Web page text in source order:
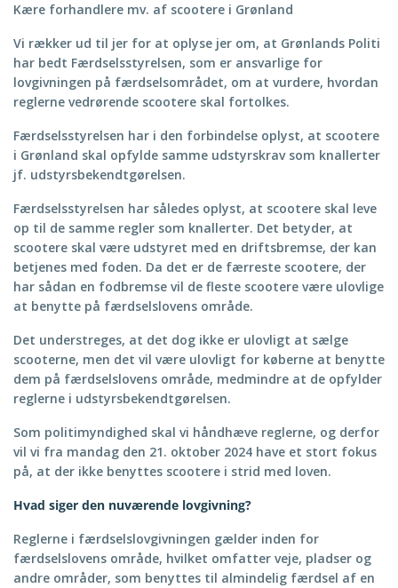
Kære forhandlere mv. af scootere i Grønland
Vi rækker ud til jer for at oplyse jer om, at Grønlands Politi
har bedt Færdselsstyrelsen, som er ansvarlige for
lovgivningen på færdselsområdet, om at vurdere, hvordan
reglerne vedrørende scootere skal fortolkes.
Færdselsstyrelsen har i den forbindelse oplyst, at scootere
i Grønland skal opfylde samme udstyrskrav som knallerter
jf. udstyrsbekendtgørelsen.
Færdselsstyrelsen har således oplyst, at scootere skal leve
op til de samme regler som knallerter. Det betyder, at
scootere skal være udstyret med en driftsbremse, der kan
betjenes med foden. Da det er de færreste scootere, der
har sådan en fodbremse vil de fleste scootere være ulovlige
at benytte på færdselslovens område.
Det understreges, at det dog ikke er ulovligt at sælge
scooterne, men det vil være ulovligt for køberne at benytte
dem på færdselslovens område, medmindre at de opfylder
reglerne i udstyrsbekendtgørelsen.
Som politimyndighed skal vi håndhæve reglerne, og derfor
vil vi fra mandag den 21. oktober 2024 have et stort fokus
på, at der ikke benyttes scootere i strid med loven.
Hvad siger den nuværende lovgivning?
Reglerne i færdselslovgivningen gælder inden for
færdselslovens område, hvilket omfatter veje, pladser og
andre områder, som benyttes til almindelig færdsel af en